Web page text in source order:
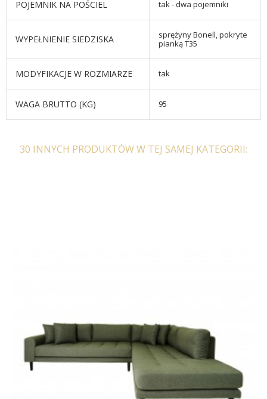
POJEMNIK NA POŚCIEL tak - dwa pojemniki
WYPEŁNIENIE SIEDZISKA
sprężyny Bonell, pokryte
pianką T35
MODYFIKACJE W ROZMIARZE tak
WAGA BRUTTO (KG) 95
30 INNYCH PRODUKTÓW W TEJ SAMEJ KATEGORII: